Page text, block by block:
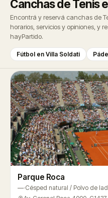
Canchas de Tenis
Encontrá y reservá canchas de
horarios, servicios y opiniones, y
hayPartido.
Fútbol en Villa Soldati
Parque Roca
—·Césped natural / Polvo de